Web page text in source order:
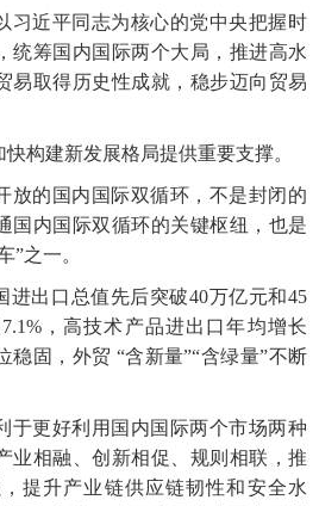
习近平同志为核心的党中央把握时
统筹国内国际两个大局，推进高水
易取得历史性成就，稳步迈向贸易
构建新发展格局提供重要支撑。
放的国内国际双循环，不是封闭的
国内国际双循环的关键枢纽，也是
”之一。
进出口总值先后突破40万亿元和45
，高技术产品进出口年均增长
稳固，外贸 “含新量”“含绿量”不断
于更好利用国内国际两个市场两种
业相融、创新相促、规则相联，推
提升产业链供应链韧性和安全水